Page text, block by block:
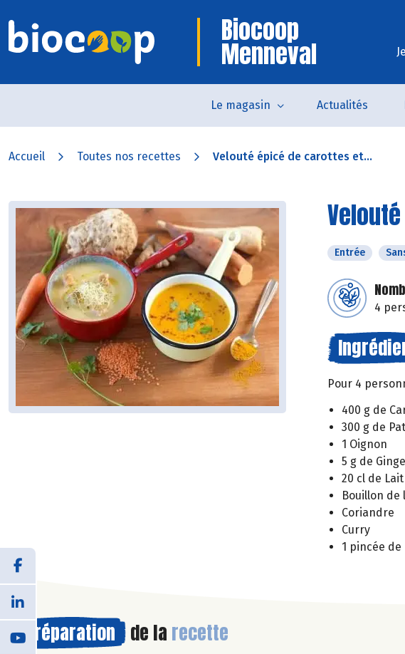
Biocoop
Menneval
Le magasin Actualités
Accueil Toutes nos recettes Velouté épicé de carottes et...
Entrée
4
Pour 4
400 g de
300 g de
1 Oignon
5 g de
20 cl de
Bouillon de
Coriandre
Curry
1 pincée
Préparation de la recette